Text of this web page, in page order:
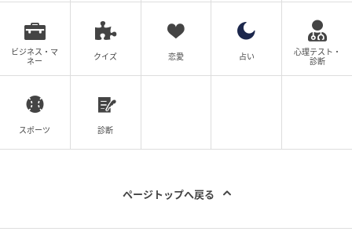
ビジネス・マ
ネー
クイズ 恋愛 占い
心理テスト・
診断
スポーツ 診断
ページトップへ戻る